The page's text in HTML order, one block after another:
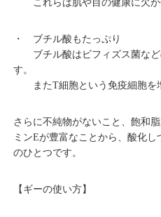
これらは肌や目の健康に欠か
・ ブチル酸もたっぷり
ブチル酸はビフィズス菌など
す。
またT細胞という免疫細胞を
さらに不純物がないこと、飽和
ミンEが豊富なことから、酸化
のひとつです。
【ギーの使い方】